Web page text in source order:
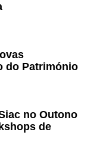
do Património
no Outono
de